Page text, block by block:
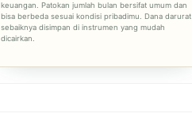
keuangan. Patokan jumlah bulan bersifat umum dan
bisa berbeda sesuai kondisi pribadimu. Dana darurat
sebaiknya disimpan di instrumen yang mudah
dicairkan.